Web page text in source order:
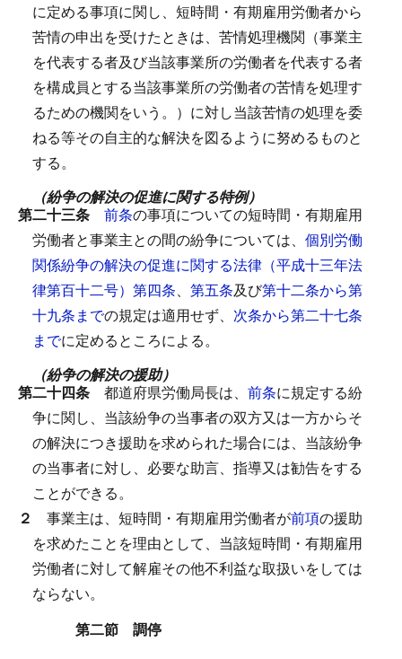
に定める事項に関し、短時間・有期雇用労働者から
苦情の申出を受けたときは、苦情処理機関（事業主
を代表する者及び当該事業所の労働者を代表する者
を構成員とする当該事業所の労働者の苦情を処理す
るための機関をいう。）に対し当該苦情の処理を委
ねる等その自主的な解決を図るように努めるものと
する。
（紛争の解決の促進に関する特例）
第二十三条 前条の事項についての短時間・有期雇用
労働者と事業主との間の紛争については、 個別労働
関係紛争の解決の促進に関する法律（平成十三年法
律第百十二号）第四条、 第五条及び第十二条から第
十九条までの規定は適用せず、 次条から第二十七条
までに定めるところによる。
（紛争の解決の援助）
第二十四条 都道府県労働局長は、 前条に規定する紛
争に関し、当該紛争の当事者の双方又は一方からそ
の解決につき援助を求められた場合には、当該紛争
の当事者に対し、必要な助言、指導又は勧告をする
ことができる。
２ 事業主は、短時間・有期雇用労働者が前項の援助
を求めたことを理由として、当該短時間・有期雇用
労働者に対して解雇その他不利益な取扱いをしては
ならない。
第二節 調停